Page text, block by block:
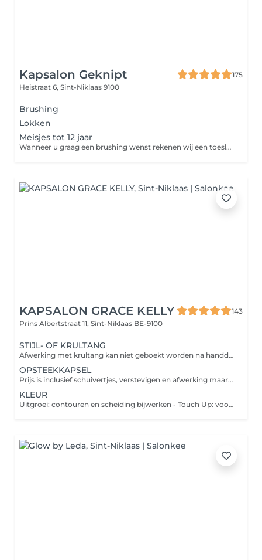
Kapsalon Geknipt
175
Heistraat 6, Sint-Niklaas 9100
Brushing
Lokken
Meisjes tot 12 jaar
Wanneer u graag een brushing wenst rekenen wij een toeslag van 5€
KAPSALON GRACE KELLY
143
Prins Albertstraat 11, Sint-Niklaas BE-9100
STIJL- OF KRULTANG
Afwerking met krultang kan niet geboekt worden na handdrogen.
OPSTEEKKAPSEL
Prijs is inclusief schuivertjes, verstevigen en afwerking maar exclusief brushing. Gelieve de haren de dag voordien te wassen zoniet, boek dan een brushing bij.
KLEUR
Uitgroei: contouren en scheiding bijwerken - Touch Up: voor uitzonderlijke gevallen snel de grijze haartjes binnen de 3 weken bijwerken. Naargelang de hoeveelheid haar kan er extra product nodig zijn waarvoor een extra wordt aangerekend van 10 euro per dosis. Voor een mooie natuurlijke schakering kunt u bij de kleur enkele kleurlokken zetten/ voor deze kleurlokken wordt een extra aangerekend van 25 euro.